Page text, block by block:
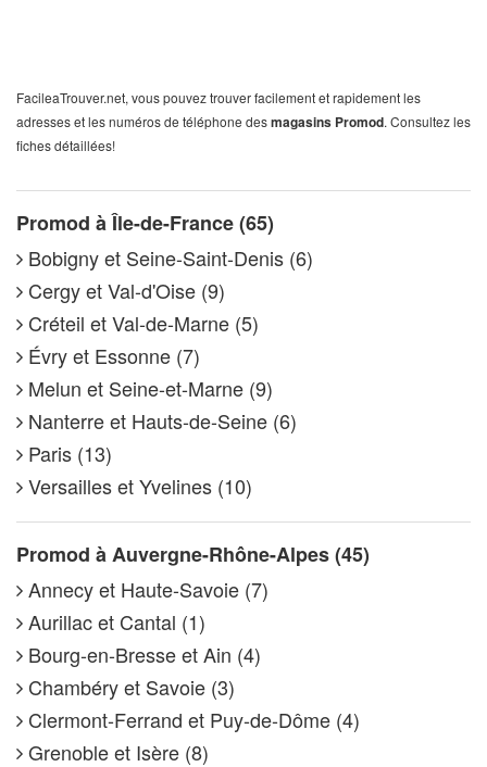
FacileaTrouver.net, vous pouvez trouver facilement et rapidement les
adresses et les numéros de téléphone desmagasins Promod. Consultez les
fiches détaillées!
Promod à Île-de-France (65)
Bobigny et Seine-Saint-Denis (6)
Cergy et Val-d'Oise (9)
Créteil et Val-de-Marne (5)
Évry et Essonne (7)
Melun et Seine-et-Marne (9)
Nanterre et Hauts-de-Seine (6)
Paris (13)
Versailles et Yvelines (10)
Promod à Auvergne-Rhône-Alpes (45)
Annecy et Haute-Savoie (7)
Aurillac et Cantal (1)
Bourg-en-Bresse et Ain (4)
Chambéry et Savoie (3)
Clermont-Ferrand et Puy-de-Dôme (4)
Grenoble et Isère (8)